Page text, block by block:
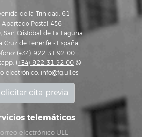
de la Trinidad, 61
Apartado Postal 456
San Cristóbal de La Laguna
Cruz de Tenerife - España
(+34) 922 31 92 00
(+34) 922 31 92 00
electrónico: info@fg.ull.es
cita previa
telemáticos
electrónico ULL